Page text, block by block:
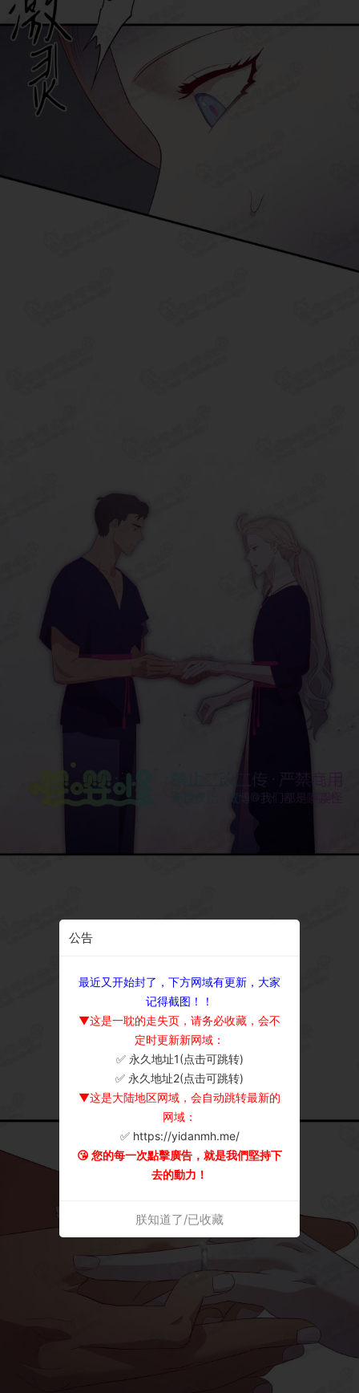
公告
最近又开始封了，下方网域有更新，大家
记得截图！！
▼这是一耽的走失页，请务必收藏，会不
定时更新新网域：
✅ 永久地址1(点击可跳转)
✅ 永久地址2(点击可跳转)
▼这是大陆地区网域，会自动跳转最新的
网域：
✅ https://yidanmh.me/
😘 您的每一次點擊廣告，就是我們堅持下
去的動力！
朕知道了/已收藏